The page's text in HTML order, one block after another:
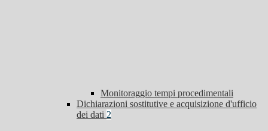
Monitoraggio tempi procedimentali
Dichiarazioni sostitutive e acquisizione d'ufficio
dei dati 2